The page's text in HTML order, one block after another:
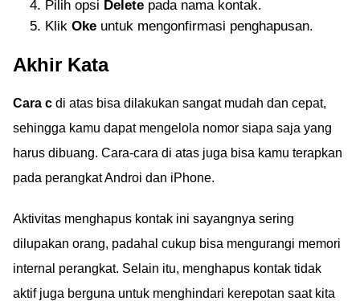
Pilih opsi Delete pada nama kontak.
Klik Oke untuk mengonfirmasi penghapusan.
Akhir Kata
Cara c di atas bisa dilakukan sangat mudah dan cepat,
sehingga kamu dapat mengelola nomor siapa saja yang
harus dibuang. Cara-cara di atas juga bisa kamu terapkan
pada perangkat Androi dan iPhone.
Aktivitas menghapus kontak ini sayangnya sering
dilupakan orang, padahal cukup bisa mengurangi memori
internal perangkat. Selain itu, menghapus kontak tidak
aktif juga berguna untuk menghindari kerepotan saat kita